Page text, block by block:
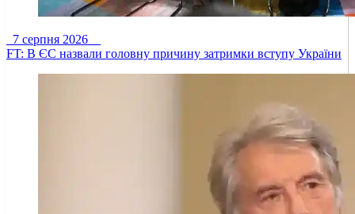
7 серпня 2026
FT: В ЄС назвали головну причину затримки вступу України